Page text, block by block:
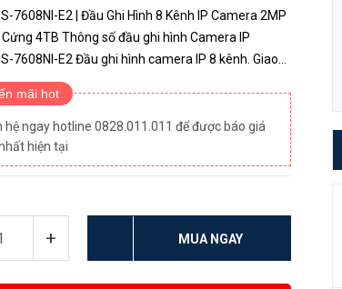
7608NI-E2 | Đầu Ghi Hình 8 Kênh IP Camera 2MP
Cứng 4TB Thông số đầu ghi hình Camera IP
hình camera IP 8 kênh. Giao
với người dùng, thao tác đơn giản, dễ sử dụng.
mãi hot
hệ ngay hotline 0828.011.011 để được báo giá
hiện tại
+ MUA NGAY